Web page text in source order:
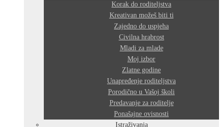
Korak do roditeljstva
Kreativan možeš biti ti
Zajedno do uspjeha
Civilna hrabrost
Mladi za mlade
Moj izbor
Zlatne godine
Unapređenje roditeljstva
Porodično u Vašoj školi
Predavanje za roditelje
Ponašajne ovisnosti
Istraživanja